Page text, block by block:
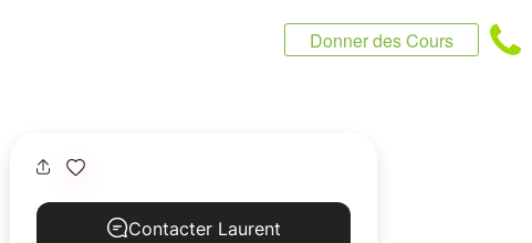
Donner des Cours
Contacter Laurent